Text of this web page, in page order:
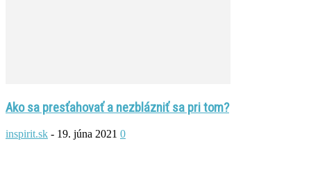
Ako sa presťahovať a nezblázniť sa pri tom?
inspirit.sk - 19. júna 2021 0